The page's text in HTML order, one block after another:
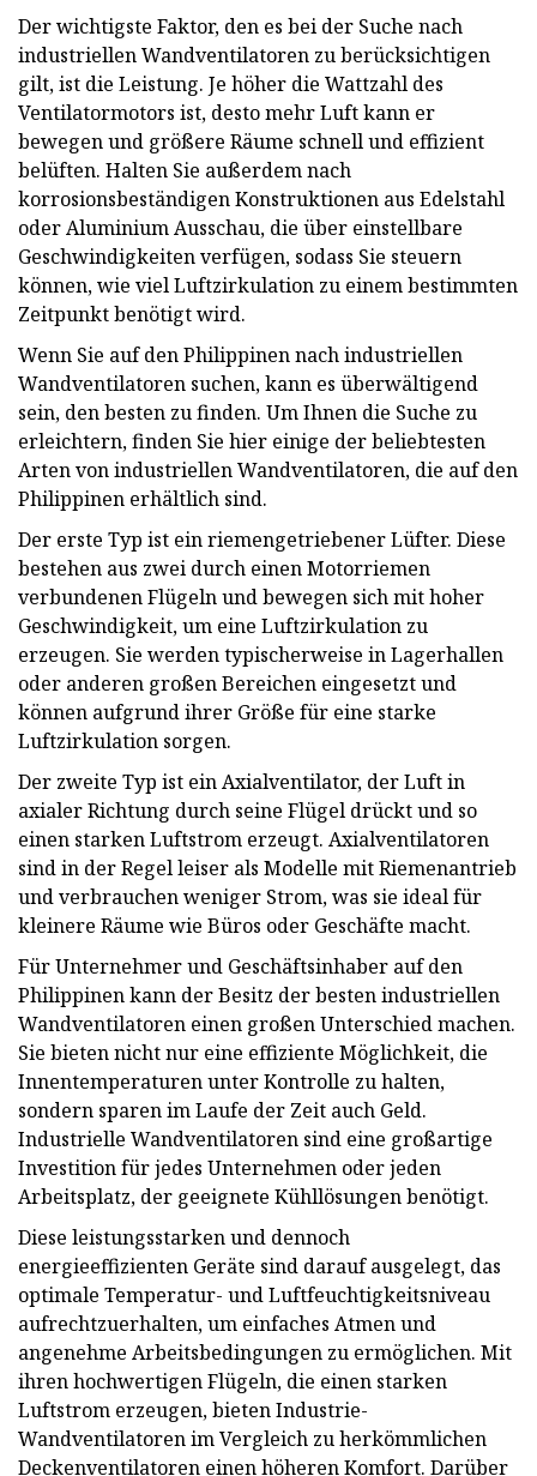
Der wichtigste Faktor, den es bei der Suche nach
industriellen Wandventilatoren zu berücksichtigen
gilt, ist die Leistung. Je höher die Wattzahl des
Ventilatormotors ist, desto mehr Luft kann er
bewegen und größere Räume schnell und effizient
belüften. Halten Sie außerdem nach
korrosionsbeständigen Konstruktionen aus Edelstahl
oder Aluminium Ausschau, die über einstellbare
Geschwindigkeiten verfügen, sodass Sie steuern
können, wie viel Luftzirkulation zu einem bestimmten
Zeitpunkt benötigt wird.
Wenn Sie auf den Philippinen nach industriellen
Wandventilatoren suchen, kann es überwältigend
sein, den besten zu finden. Um Ihnen die Suche zu
erleichtern, finden Sie hier einige der beliebtesten
Arten von industriellen Wandventilatoren, die auf den
Philippinen erhältlich sind.
Der erste Typ ist ein riemengetriebener Lüfter. Diese
bestehen aus zwei durch einen Motorriemen
verbundenen Flügeln und bewegen sich mit hoher
Geschwindigkeit, um eine Luftzirkulation zu
erzeugen. Sie werden typischerweise in Lagerhallen
oder anderen großen Bereichen eingesetzt und
können aufgrund ihrer Größe für eine starke
Luftzirkulation sorgen.
Der zweite Typ ist ein Axialventilator, der Luft in
axialer Richtung durch seine Flügel drückt und so
einen starken Luftstrom erzeugt. Axialventilatoren
sind in der Regel leiser als Modelle mit Riemenantrieb
und verbrauchen weniger Strom, was sie ideal für
kleinere Räume wie Büros oder Geschäfte macht.
Für Unternehmer und Geschäftsinhaber auf den
Philippinen kann der Besitz der besten industriellen
Wandventilatoren einen großen Unterschied machen.
Sie bieten nicht nur eine effiziente Möglichkeit, die
Innentemperaturen unter Kontrolle zu halten,
sondern sparen im Laufe der Zeit auch Geld.
Industrielle Wandventilatoren sind eine großartige
Investition für jedes Unternehmen oder jeden
Arbeitsplatz, der geeignete Kühllösungen benötigt.
Diese leistungsstarken und dennoch
energieeffizienten Geräte sind darauf ausgelegt, das
optimale Temperatur- und Luftfeuchtigkeitsniveau
aufrechtzuerhalten, um einfaches Atmen und
angenehme Arbeitsbedingungen zu ermöglichen. Mit
ihren hochwertigen Flügeln, die einen starken
Luftstrom erzeugen, bieten Industrie-
Wandventilatoren im Vergleich zu herkömmlichen
Deckenventilatoren einen höheren Komfort. Darüber